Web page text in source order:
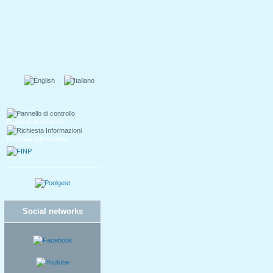
Pannello di controllo
Richiesta Informazioni
Social networks